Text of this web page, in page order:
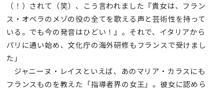
（！）されて（笑）、こう言われました『貴女は、フラン
ス・オペラのメゾの役の全てを歌える声と芸術性を持って
いる。でも今の発音はひどい！』。それで、イタリアから
パリに通い始め、文化庁の海外研修もフランスで受けまし
た」
ジャニーヌ・レイスといえば、あのマリア・カラスにも
フランスものを教えた「指導者界の女王」。彼女に認めら